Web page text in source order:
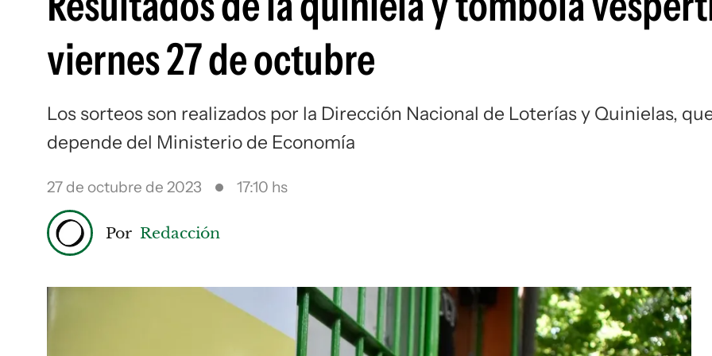
viernes 27 de octubre
Los sorteos son realizados por la Dirección Nacional de Loterías y Quinielas,
depende del Ministerio de Economía
27 de octubre de 2023 17:10 hs
Por Redacción